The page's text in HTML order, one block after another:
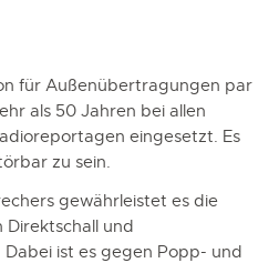
für Außenübertragungen par
als 50 Jahren bei allen
eingesetzt. Es
zu sein.
gewährleistet es die
Direktschall und
ist es gegen Popp- und